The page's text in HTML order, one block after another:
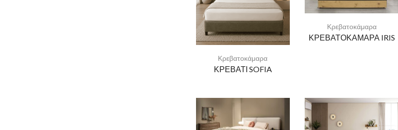
Κρεβατοκάμαρα
ΚΡΕΒΑΤΙ SOFIA
Κρεβατοκάμαρα
ΚΡΕΒΑΤΟΚΑΜΑΡΑ IRIS